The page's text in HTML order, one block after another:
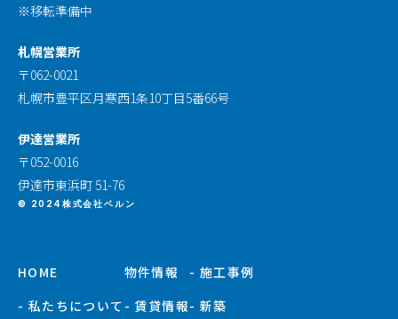
※移転準備中
札幌営業所
〒062-0021
札幌市豊平区月寒西1条10丁目5番66号
伊達営業所
〒052-0016
伊達市東浜町 51-76
© 2024株式会社ベルン
HOME
- 私たちについて
物件情報
- 賃貸情報
- 施工事例
- 新築